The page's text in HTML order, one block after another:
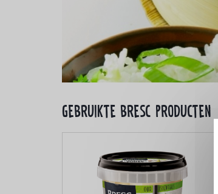
Gebruikte bresc producten